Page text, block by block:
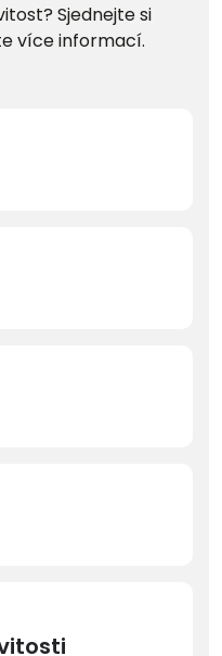
Sjednejte si
více informací.